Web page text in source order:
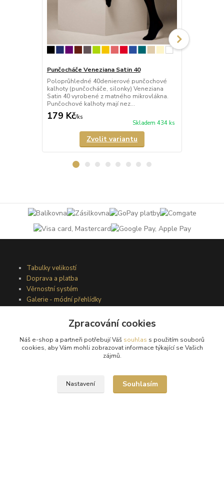
Punčocháče Veneziana Satin 40
Poloprůhledné 40denierové punčochové
kalhoty (punčocháče, silonky) Veneziana
Satin 40 vyrobené z matného mikrovlákna.
Punčochové kalhoty mají nez...
179 Kč/ks
Skladem 434 ks
Zvolit variantu
Tabulky velikostí
Doprava a platba
Věrnostní systém
Galerie - módní přehlídky
Podmínky užití webového rozhraní
Obchodní podmínky
Zpracování cookies
Náš e-shop a partneři potřebují Váš souhlas s použitím souborů
cookies, aby Vám mohli zobrazovat informace týkající se Vašich
zájmů.
Nastavení Souhlasím